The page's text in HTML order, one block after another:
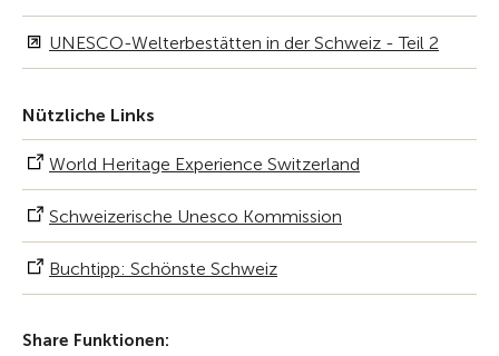
UNESCO-Welterbestätten in der Schweiz - Teil 2
Nützliche Links
World Heritage Experience Switzerland
Schweizerische Unesco Kommission
Buchtipp: Schönste Schweiz
Share Funktionen: